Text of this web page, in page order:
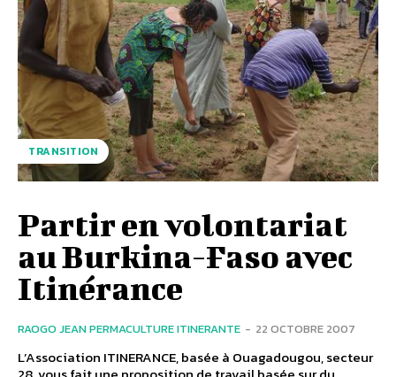
TRANSITION
Partir en volontariat
au Burkina-Faso avec
Itinérance
RAOGO JEAN PERMACULTURE ITINERANTE - 22 OCTOBRE 2007
L’Association ITINERANCE, basée à Ouagadougou, secteur